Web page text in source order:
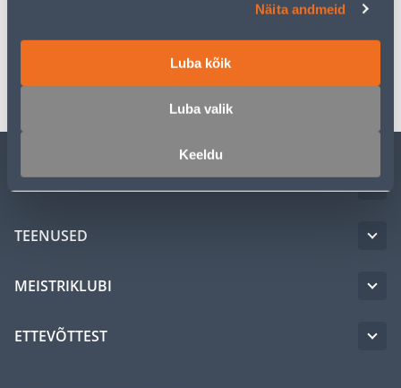
Näita andmeid
Luba kõik
Luba valik
Keeldu
KLIENDITEENINDUS
TEENUSED
MEISTRIKLUBI
ETTEVÕTTEST